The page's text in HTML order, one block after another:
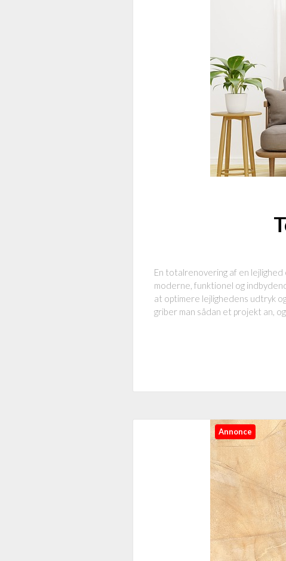
En totalrenovering af en
moderne, funktionel og
at optimere lejlighedens udtryk
griber man sådan et projekt an,
Annonce